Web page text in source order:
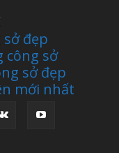
sở đẹp
công sở
sở đẹp
mới nhất